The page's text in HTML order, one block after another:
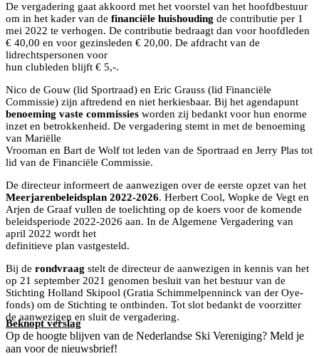
De vergadering gaat akkoord met het voorstel van het hoofdbestuur
om in het kader van de financiële huishouding de contributie per 1
mei 2022 te verhogen. De contributie bedraagt dan voor hoofdleden
€ 40,00 en voor gezinsleden € 20,00. De afdracht van de
lidrechtspersonen voor
hun clubleden blijft € 5,-.
Nico de Gouw (lid Sportraad) en Eric Grauss (lid Financiële
Commissie) zijn aftredend en niet herkiesbaar. Bij het agendapunt
benoeming vaste commissies worden zij bedankt voor hun enorme
inzet en betrokkenheid. De vergadering stemt in met de benoeming
van Mariëlle
Vrooman en Bart de Wolf tot leden van de Sportraad en Jerry Plas tot
lid van de Financiële Commissie.
De directeur informeert de aanwezigen over de eerste opzet van het
Meerjarenbeleidsplan 2022-2026. Herbert Cool, Wopke de Vegt en
Arjen de Graaf vullen de toelichting op de koers voor de komende
beleidsperiode 2022-2026 aan. In de Algemene Vergadering van
april 2022 wordt het
definitieve plan vastgesteld.
Bij de rondvraag stelt de directeur de aanwezigen in kennis van het
op 21 september 2021 genomen besluit van het bestuur van de
Stichting Holland Skipool (Gratia Schimmelpenninck van der Oye-
fonds) om de Stichting te ontbinden. Tot slot bedankt de voorzitter
de aanwezigen en sluit de vergadering.
Beknopt verslag
Op de hoogte blijven van de Nederlandse Ski Vereniging? Meld je
aan voor de nieuwsbrief!